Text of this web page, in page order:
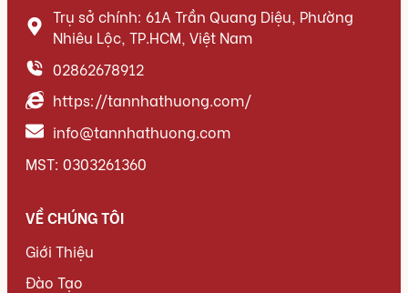
Trụ sở chính: 61A Trần Quang Diệu, Phường
Nhiêu Lộc, TP.HCM, Việt Nam
02862678912
https://tannhathuong.com/
info@tannhathuong.com
MST: 0303261360
VỀ CHÚNG TÔI
Giới Thiệu
Đào Tạo